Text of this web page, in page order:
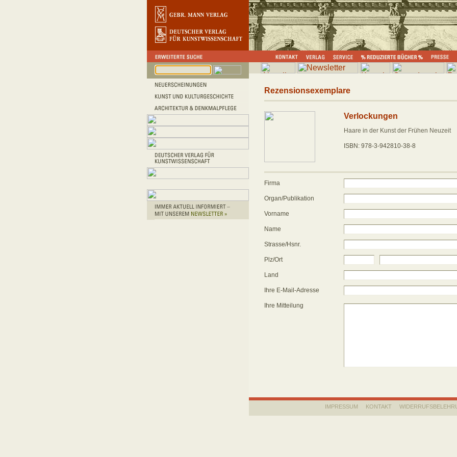
Rezensionsexemplare
Verlockungen
Haare in der Kunst der Frühen Neuzeit
ISBN: 978-3-942810-38-8
Firma
Organ/Publikation
Vorname
Name
Strasse/Hsnr.
Plz/Ort
Land
Ihre E-Mail-Adresse
Ihre Mitteilung
IMPRESSUM KONTAKT